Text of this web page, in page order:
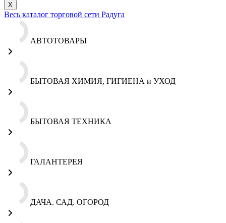
X
Весь каталог торговой сети Радуга
АВТОТОВАРЫ
БЫТОВАЯ ХИМИЯ, ГИГИЕНА и УХОД
БЫТОВАЯ ТЕХНИКА
ГАЛАНТЕРЕЯ
ДАЧА. САД. ОГОРОД